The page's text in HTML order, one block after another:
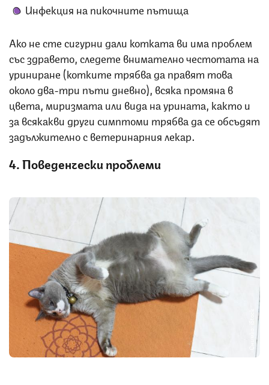
Инфекция на пикочните пътища
Ако не сте сигурни дали котката ви има проблем
със здравето, следете внимателно честотата на
уриниране (котките трябва да правят това
около два-три пъти дневно), всяка промяна в
цвета, миризмата или вида на урината, както и
за всякакви други симптоми трябва да се обсъдят
задължително с ветеринарния лекар.
4. Поведенчески проблеми